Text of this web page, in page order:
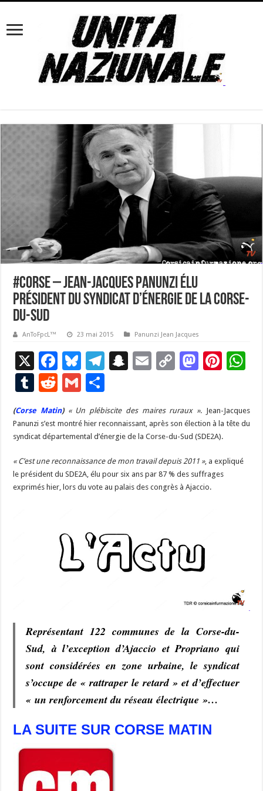
#Corse – Jean-Jacques Panunzi élu
président du syndicat d’énergie de la Corse-
du-Sud
AnToFpcL™ 23 mai 2015 Panunzi Jean Jacques
X
F
ac
e
b
o
o
k
Bl
u
es
ky
T
gr
a
m
S
p
c
h
at
E
l
C
y
Li
n
k
M
d
o
n
Pi
es
t
T
u
m
bl
r
R
e
d
di
t
G
m
ai
l
ar
ta
g
er
(Corse Matin) « Un plébiscite des maires ruraux ». Jean-Jacques
Panunzi s’est montré hier reconnaissant, après son élection à la tête du
syndicat départemental d’énergie de la Corse-du-Sud (SDE2A).
« C’est une reconnaissance de mon travail depuis 2011 », a expliqué
le président du SDE2A, élu pour six ans par 87 % des suffrages
exprimés hier, lors du vote au palais des congrès à Ajaccio.
Représentant 122 communes de la Corse-du-
Sud, à l’exception d’Ajaccio et Propriano qui
sont considérées en zone urbaine, le syndicat
s’occupe de « rattraper le retard » et d’effectuer
« un renforcement du réseau électrique »…
LA SUITE SUR CORSE MATIN